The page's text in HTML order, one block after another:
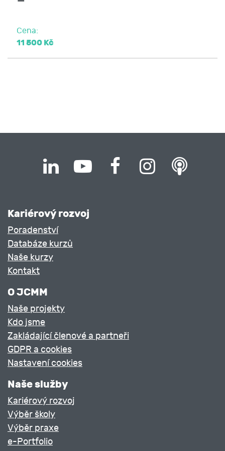
Cena:
11 500 Kč
Kariérový rozvoj
Poradenství
Databáze kurzů
Naše kurzy
Kontakt
O JCMM
Naše projekty
Kdo jsme
Zakládající členové a partneři
GDPR a cookies
Nastavení cookies
Naše služby
Kariérový rozvoj
Výběr školy
Výběr praxe
e-Portfolio